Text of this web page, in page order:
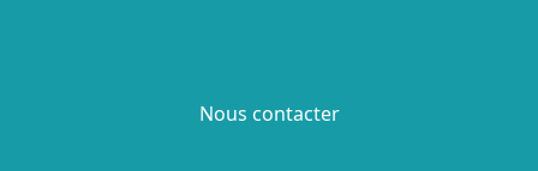
Nous contacter